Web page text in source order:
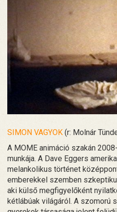
SIMON VAGYOK (r: Molnár
A MOME animáció szakán
munkája. A Dave Eggers
melankolikus történet
emberekkel szemben
aki külső megfigyelőként
kétlábúak világáról. A szomorú